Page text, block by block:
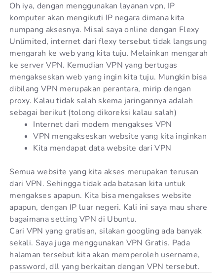
Oh iya, dengan menggunakan layanan vpn, IP
komputer akan mengikuti IP negara dimana kita
numpang aksesnya. Misal saya online dengan Flexy
Unlimited, internet dari flexy tersebut tidak langsung
mengarah ke web yang kita tuju. Melainkan mengarah
ke server VPN. Kemudian VPN yang bertugas
mengakseskan web yang ingin kita tuju. Mungkin bisa
dibilang VPN merupakan perantara, mirip dengan
proxy. Kalau tidak salah skema jaringannya adalah
sebagai berikut (tolong dikoreksi kalau salah)
Internet dari modem mengakses VPN
VPN mengakseskan website yang kita inginkan
Kita mendapat data website dari VPN
Semua website yang kita akses merupakan terusan
dari VPN. Sehingga tidak ada batasan kita untuk
mengakses apapun. Kita bisa mengakses website
apapun, dengan IP luar negeri. Kali ini saya mau share
bagaimana setting VPN di Ubuntu.
Cari VPN yang gratisan, silakan googling ada banyak
sekali. Saya juga menggunakan VPN Gratis. Pada
halaman tersebut kita akan memperoleh username,
password, dll yang berkaitan dengan VPN tersebut.